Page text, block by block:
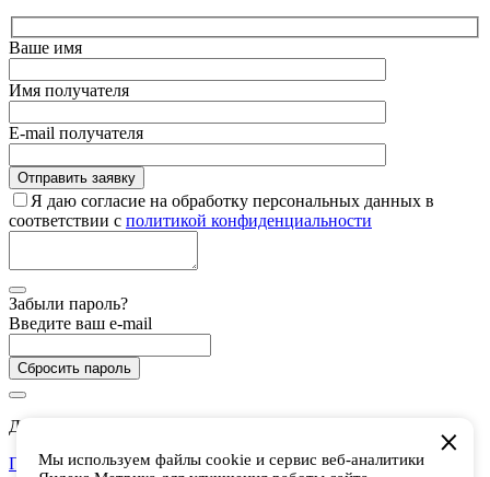
Ваше имя
Имя получателя
E-mail получателя
Я даю согласие на обработку персональных данных в
соответствии с политикой конфиденциальности
Забыли пароль?
Введите ваш e-mail
Сбросить пароль
Дарим 5 000 баллов на покупки в CHUKCHA
Присоединиться
Мы используем файлы cookie и сервис веб-аналитики